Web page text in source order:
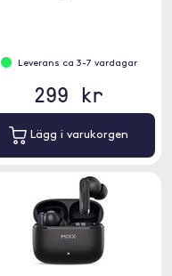
Leverans ca 3-7 vardagar
299 kr
Lägg i varukorgen